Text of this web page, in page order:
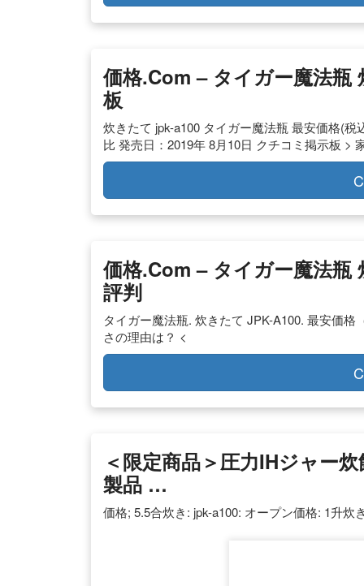
価格.com – タイガー魔法瓶
板
炊きたて jpk-a100 タイガー魔法瓶 最安価格(
比 発売日：2019年 8月10日 クチコミ掲示板 >
価格.com – タイガー魔法瓶
評判
タイガー魔法瓶. 炊きたて JPK-A100. 最安価
さの理由は？ <
＜限定商品＞圧力IHジャー
製品 …
価格; 5.5合炊き: jpk-a100: オープン価格: 1升炊